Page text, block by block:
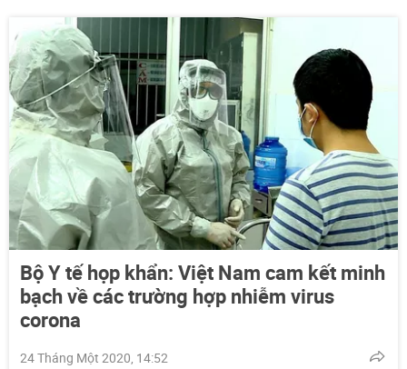
Bộ Y tế họp khẩn: Việt Nam cam kết minh
bạch về các trường hợp nhiễm virus
corona
24 Tháng Một 2020, 14:52